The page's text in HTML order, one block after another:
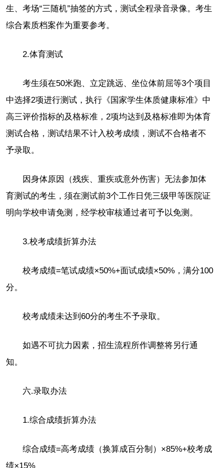
生、考场“三随机”抽签的方式，测试全程录音录像。考生
综合素质档案作为重要参考。
2.体育测试
考生须在50米跑、立定跳远、坐位体前屈等3个项目
中选择2项进行测试，执行《国家学生体质健康标准》中
高三评价指标的及格标准，2项均达到及格标准即为体育
测试合格，测试结果不计入校考成绩，测试不合格者不
予录取。
因身体原因（残疾、重疾或意外伤害）无法参加体
育测试的考生，须在测试前3个工作日凭三级甲等医院证
明向学校申请免测，经学校审核通过者可予以免测。
3.校考成绩折算办法
校考成绩=笔试成绩×50%+面试成绩×50%，满分100
分。
校考成绩未达到60分的考生不予录取。
如遇不可抗力因素，招生流程所作调整将另行通
知。
六.录取办法
1.综合成绩折算办法
综合成绩=高考成绩（换算成百分制）×85%+校考成
绩×15%